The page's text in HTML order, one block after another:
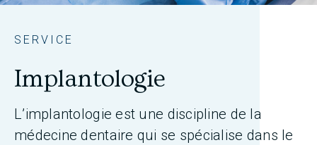
SERVICE
Implantologie
L’implantologie est une discipline de la
médecine dentaire qui se spécialise dans le